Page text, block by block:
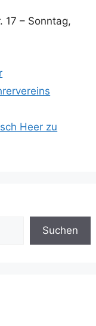
17 – Sonntag,
Heer zu
Suchen